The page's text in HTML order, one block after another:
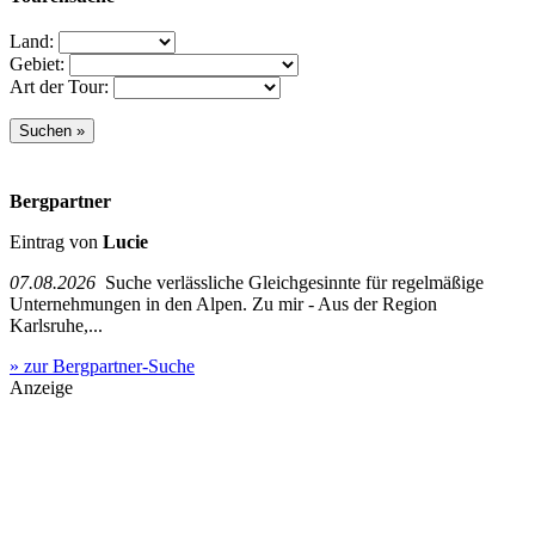
Land:
Gebiet:
Art der Tour:
Bergpartner
Eintrag von Lucie
07.08.2026 Suche verlässliche Gleichgesinnte für regelmäßige
Unternehmungen in den Alpen. Zu mir - Aus der Region
Karlsruhe,...
» zur Bergpartner-Suche
Anzeige